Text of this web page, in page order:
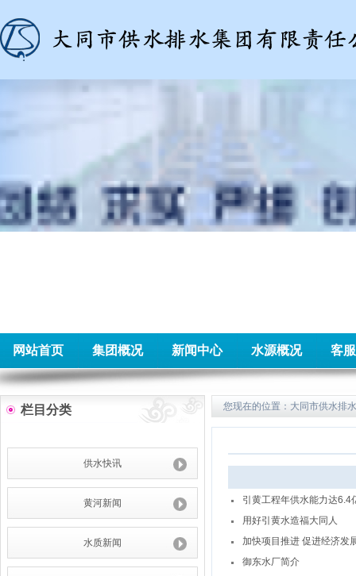
网站首页 集团概况 新闻中心 水源概况 客
引黄工程年供水能力达6.4
用好引黄水造福大同人
加快项目推进 促进经济发
御东水厂简介
您现在的位置： 大同市供水排
栏目分类
供水快讯
黄河新闻
水质新闻